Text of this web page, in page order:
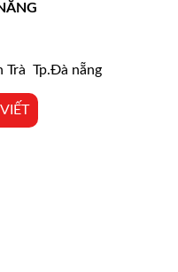
Trà Tp.Đà nẵng